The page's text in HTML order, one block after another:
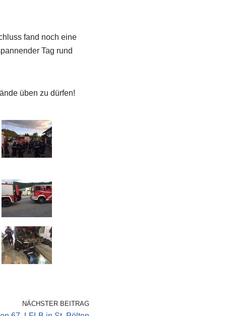
fand noch eine
Tag rund
üben zu dürfen!
NÄCHSTER BEITRAG